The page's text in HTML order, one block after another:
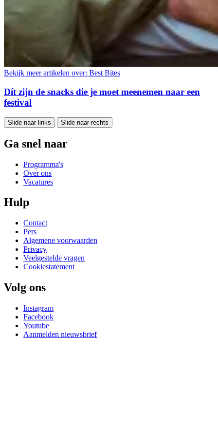
Bekijk meer artikelen over: Best Bites
Dít zijn de snacks die je moet meenemen naar een
festival
Slide naar links Slide naar rechts
Ga snel naar
Programma's
Over ons
Vacatures
Hulp
Contact
Pers
Algemene voorwaarden
Privacy
Veelgestelde vragen
Cookiestatement
Volg ons
Instagram
Facebook
Youtube
Aanmelden nieuwsbrief